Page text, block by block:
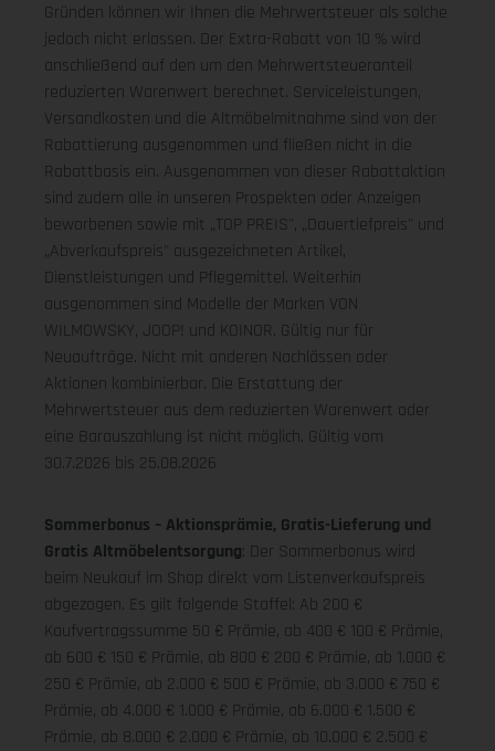
Gründen können wir Ihnen die Mehrwertsteuer als solche
jedoch nicht erlassen. Der Extra-Rabatt von 10 % wird
anschließend auf den um den Mehrwertsteueranteil
reduzierten Warenwert berechnet. Serviceleistungen,
Versandkosten und die Altmöbelmitnahme sind von der
Rabattierung ausgenommen und fließen nicht in die
Rabattbasis ein. Ausgenommen von dieser Rabattaktion
sind zudem alle in unseren Prospekten oder Anzeigen
beworbenen sowie mit „TOP PREIS", „Dauertiefpreis" und
„Abverkaufspreis" ausgezeichneten Artikel,
Dienstleistungen und Pflegemittel. Weiterhin
ausgenommen sind Modelle der Marken VON
WILMOWSKY, JOOP! und KOINOR. Gültig nur für
Neuaufträge. Nicht mit anderen Nachlässen oder
Aktionen kombinierbar. Die Erstattung der
Mehrwertsteuer aus dem reduzierten Warenwert oder
eine Barauszahlung ist nicht möglich. Gültig vom
30.7.2026 bis 25.08.2026
Sommerbonus – Aktionsprämie, Gratis-Lieferung und
Gratis Altmöbelentsorgung: Der Sommerbonus wird
beim Neukauf im Shop direkt vom Listenverkaufspreis
abgezogen. Es gilt folgende Staffel: Ab 200 €
Kaufvertragssumme 50 € Prämie, ab 400 € 100 € Prämie,
ab 600 € 150 € Prämie, ab 800 € 200 € Prämie, ab 1.000 €
250 € Prämie, ab 2.000 € 500 € Prämie, ab 3.000 € 750 €
Prämie, ab 4.000 € 1.000 € Prämie, ab 6.000 € 1.500 €
Prämie, ab 8.000 € 2.000 € Prämie, ab 10.000 € 2.500 €